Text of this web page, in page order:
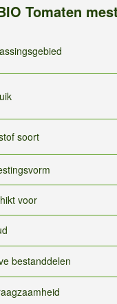
Tomaten
soort
voor
bestanddelen